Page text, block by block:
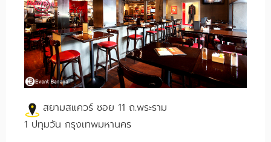
สยามสแควร์ ซอย 11 ถ.พระราม
1 ปทุมวัน กรุงเทพมหานคร